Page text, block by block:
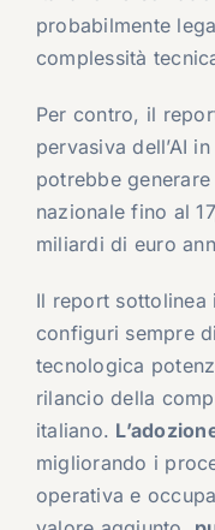
probabilmente
complessità
Per contro, il
pervasiva dell’AI
potrebbe
nazionale fino al
miliardi di euro
Il report sottolinea
configuri sempre
tecnologica
rilancio della
italiano.
migliorando i
operativa e